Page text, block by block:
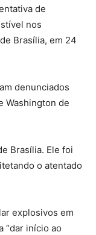
de
nos
Brasília, em 24
denunciados
Washington de
Brasília. Ele foi
o atentado
explosivos em
“dar início ao